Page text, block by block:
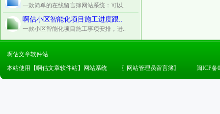
一款简单的在线留言簿网站系统：可以..
啊估小区智能化项目施工进度跟..
一款小区智能化项目施工事项安排，进..
啊估文章软件站
本站使用【啊估文章软件站】网站系统
〖 网站管理员留言簿〗 闽ICP备